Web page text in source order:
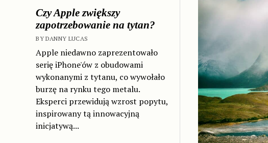
Czy Apple zwiększy
zapotrzebowanie na tytan?
BY DANNY LUCAS
Apple niedawno zaprezentowało
serię iPhone'ów z obudowami
wykonanymi z tytanu, co wywołało
burzę na rynku tego metalu.
Eksperci przewidują wzrost popytu,
inspirowany tą innowacyjną
inicjatywą...